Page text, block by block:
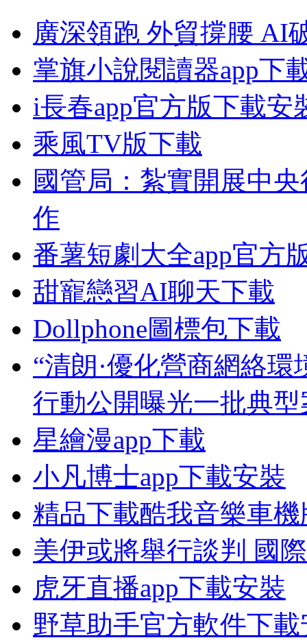
廣深領跑 外貿撐腰 AI
掌旗小說閱讀器app下
i長春app官方版下載安
乘風TV版下載
國管局：紮實開展中
作
番薯短劇大全app官方
甜寵戀習AI聊天下載
Dollphone圖標包下載
“清朗·優化營商網絡
行動公開曝光一批典型
星繪漫app下載
小凡博士app下載安裝
精品下載酷我音樂車機
美伊或將舉行談判 國
虎牙直播app下載安裝
野草助手官方軟件下載